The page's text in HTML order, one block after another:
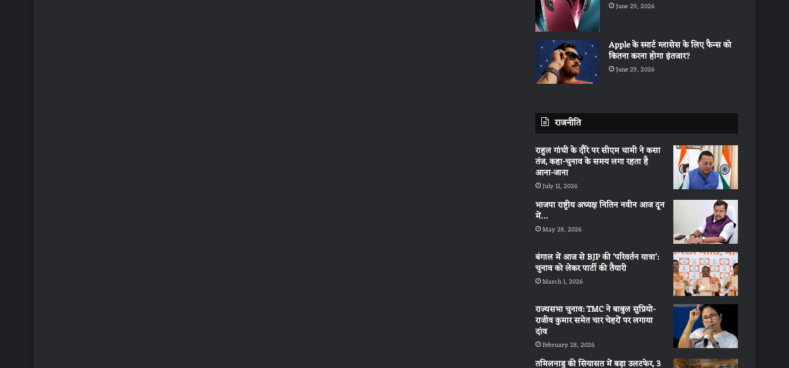
June 29, 2026
Apple के स्मार्ट ग्लासेस के लिए फैन्स को
कितना करना होगा इंतजार?
June 29, 2026
राजनीति
राहुल गांधी के दौरे पर सीएम धामी ने कसा
तंज, कहा-चुनाव के समय लगा रहता है
आना-जाना
July 11, 2026
भाजपा राष्ट्रीय अध्यक्ष नितिन नवीन आज दून
में…
May 28, 2026
बंगाल में आज से BJP की ‘परिवर्तन यात्रा’:
चुनाव को लेकर पार्टी की तैयारी
March 1, 2026
राज्यसभा चुनाव: TMC ने बाबुल सुप्रियो-
राजीव कुमार समेत चार चेहरों पर लगाया
दांव
February 28, 2026
तमिलनाडु की सियासत में बड़ा उलटफेर, 3